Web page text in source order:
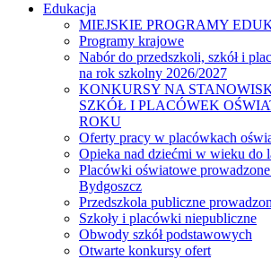
Edukacja
MIEJSKIE PROGRAMY
Programy krajowe
Nabór do przedszkoli, szkół i
na rok szkolny 2026/2027
KONKURSY NA
SZKÓŁ I PLACÓWEK
ROKU
Oferty pracy w placówkach
Opieka nad dziećmi w wieku do
Placówki oświatowe
Bydgoszcz
Przedszkola publiczne
Szkoły i placówki niepubliczne
Obwody szkół podstawowych
Otwarte konkursy ofert